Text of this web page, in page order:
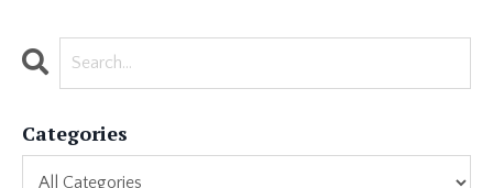
Categories